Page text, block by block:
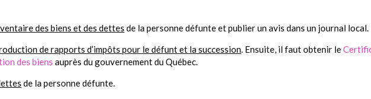
des biens et des dettes de la personne défunte et publier un avis dans un journal local.
de rapports d’impôts pour le défunt et la succession. Ensuite, il faut obtenir le
des biens auprès du gouvernement du Québec.
de la personne défunte.